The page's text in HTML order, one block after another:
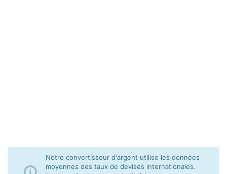
Notre convertisseur d'argent utilise les données
moyennes des taux de devises internationales.